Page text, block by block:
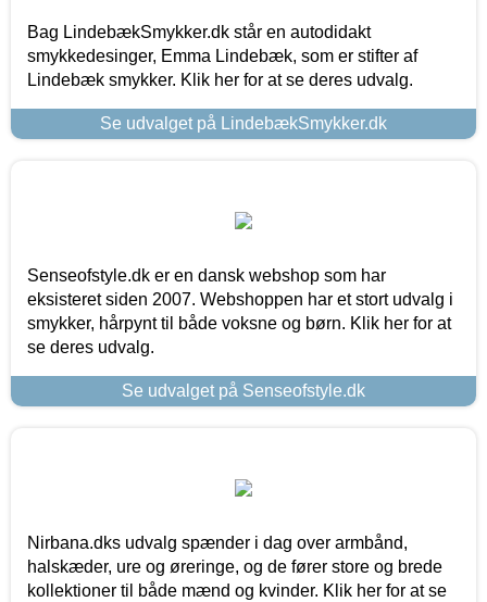
Bag LindebækSmykker.dk står en autodidakt
smykkedesinger, Emma Lindebæk, som er stifter af
Lindebæk smykker. Klik her for at se deres udvalg.
Se udvalget på LindebækSmykker.dk
Senseofstyle.dk er en dansk webshop som har
eksisteret siden 2007. Webshoppen har et stort udvalg i
smykker, hårpynt til både voksne og børn. Klik her for at
se deres udvalg.
Se udvalget på Senseofstyle.dk
Nirbana.dks udvalg spænder i dag over armbånd,
halskæder, ure og øreringe, og de fører store og brede
kollektioner til både mænd og kvinder. Klik her for at se